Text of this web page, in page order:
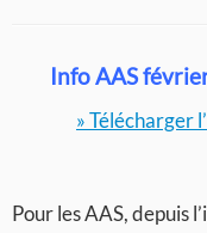
Info AAS
» Télécharger
Pour les AAS, depuis